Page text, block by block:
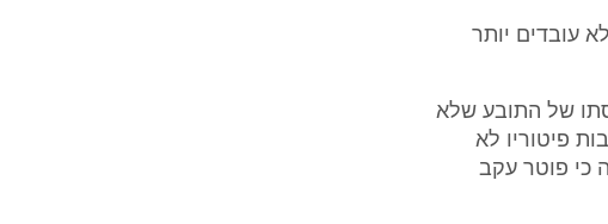
עובדים יותר
של התובע שלא
פיטוריו לא
כי פוטר עקב